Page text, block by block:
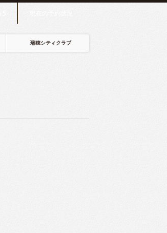
瑞穂シティクラブ